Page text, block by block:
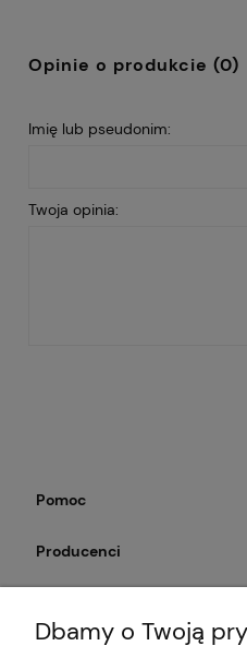
Opinie o produkcie (0)
Imię lub pseudonim:
Twoja opinia:
Pomoc
Producenci
Dbamy o Twoją